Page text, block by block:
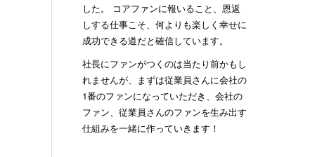
した。 コアファンに報いること、恩返
しする仕事こそ、何よりも楽しく幸せに
成功できる道だと確信しています。
社長にファンがつくのは当たり前かもし
れませんが、まずは従業員さんに会社の
1番のファンになっていただき、会社の
ファン、従業員さんのファンを生み出す
仕組みを一緒に作っていきます！